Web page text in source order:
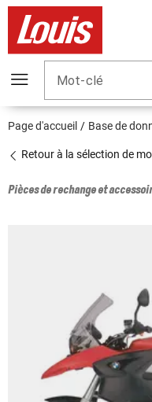
Mot-clé
Page d'accueil Base de
Retour à la sélection de
Pièces de rechange et